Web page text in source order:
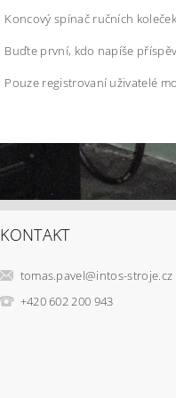
Koncový spínač ručních
Buďte první, kdo napíše
Pouze registrovaní uživatelé
KONTAKT
tomas.pavel@intos-stroje.cz
+420 602 200 943